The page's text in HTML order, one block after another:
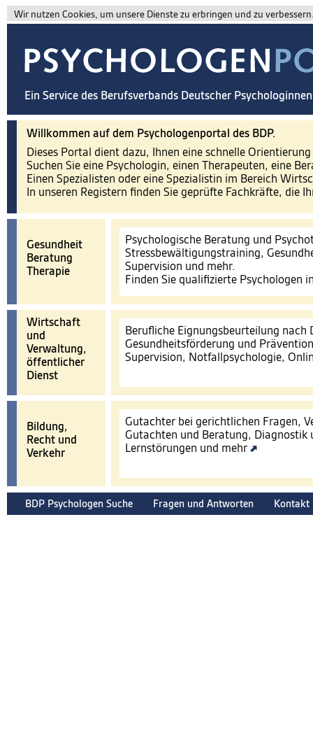
Wir nutzen Cookies, um unsere Dienste zu erbringen und zu
Ein Service des Berufsverbands Deutscher
Willkommen auf dem Psychologenportal des BDP.
Dieses Portal dient dazu, Ihnen eine schnelle
Suchen Sie eine Psychologin, einen Therapeuten, eine
Einen Spezialisten oder eine Spezialistin im Bereich
In unseren Registern finden Sie geprüfte Fachkräfte, die
Gesundheit
Beratung
Therapie
Psychologische Beratung und
Stressbewältigungstraining,
Supervision und mehr.
Finden Sie qualifizierte Psychologen
Wirtschaft
und
Verwaltung,
öffentlicher
Dienst
Berufliche Eignungsbeurteilung nach
Gesundheitsförderung und
Supervision, Notfallpsychologie,
Bildung,
Recht und
Verkehr
Gutachter bei gerichtlichen Fragen,
Gutachten und Beratung, Diagnostik
Lernstörungen und mehr
BDP Psychologen Suche Fragen und Antworten Kontakt